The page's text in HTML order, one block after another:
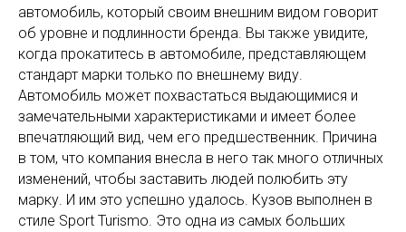
автомобиль, который своим внешним видом говорит
об уровне и подлинности бренда. Вы также увидите,
когда прокатитесь в автомобиле, представляющем
стандарт марки только по внешнему виду.
Автомобиль может похвастаться выдающимися и
замечательными характеристиками и имеет более
впечатляющий вид, чем его предшественник. Причина
в том, что компания внесла в него так много отличных
изменений, чтобы заставить людей полюбить эту
марку. И им это успешно удалось. Кузов выполнен в
стиле Sport Turismo. Это одна из самых больших